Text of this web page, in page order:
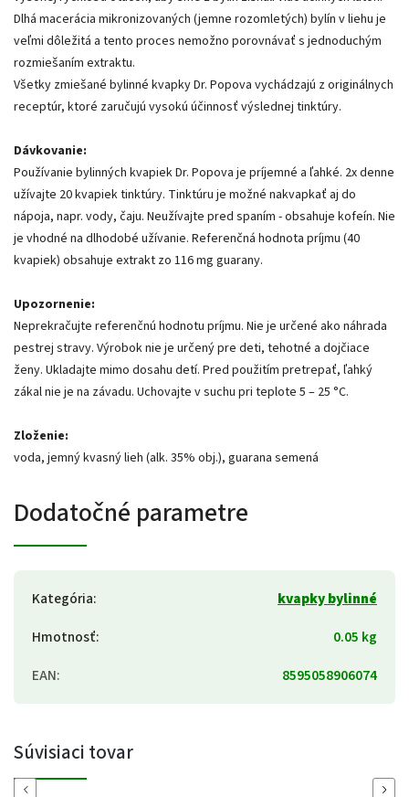
Dlhá macerácia mikronizovaných (jemne rozomletých) bylín v liehu je
veľmi dôležitá a tento proces nemožno porovnávať s jednoduchým
rozmiešaním extraktu.
Všetky zmiešané bylinné kvapky Dr. Popova vychádzajú z originálnych
receptúr, ktoré zaručujú vysokú účinnosť výslednej tinktúry.
Dávkovanie:
Používanie bylinných kvapiek Dr. Popova je príjemné a ľahké. 2x denne
užívajte 20 kvapiek tinktúry. Tinktúru je možné nakvapkať aj do
nápoja, napr. vody, čaju. Neužívajte pred spaním - obsahuje kofeín. Nie
je vhodné na dlhodobé užívanie. Referenčná hodnota príjmu (40
kvapiek) obsahuje extrakt zo 116 mg guarany.
Upozornenie:
Neprekračujte referenčnú hodnotu príjmu. Nie je určené ako náhrada
pestrej stravy. Výrobok nie je určený pre deti, tehotné a dojčiace
ženy. Ukladajte mimo dosahu detí. Pred použitím pretrepať, ľahký
zákal nie je na závadu. Uchovajte v suchu pri teplote 5 – 25 °C.
Zloženie:
voda, jemný kvasný lieh (alk. 35% obj.), guarana semená
Dodatočné parametre
Kategória:
kvapky bylinné
Hmotnosť:
0.05 kg
EAN: 8595058906074
Súvisiaci tovar
Previous Next